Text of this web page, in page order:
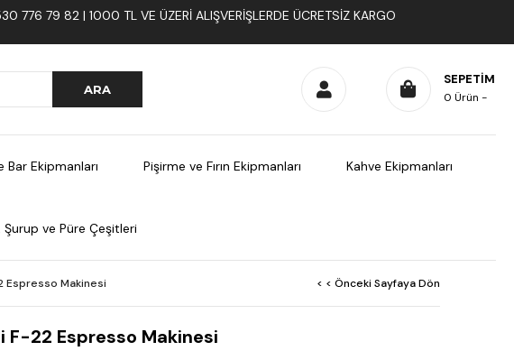
776 79 82 | 1000 TL VE ÜZERI ALIŞVERIŞLERDE ÜCRETSIZ KARGO
SEPETIM
0 Ürün
Bar Ekipmanları Pişirme ve Fırın Ekipmanları Kahve Ekipmanları
Şurup ve Püre Çeşitleri
Espresso Makinesi < < Önceki Sayfaya Dön
F-22 Espresso Makinesi